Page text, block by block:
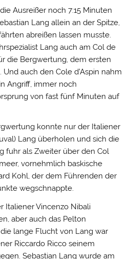
Ausreißer noch 7:15 Minuten
Lang allein an der Spitze,
abreißen lassen musste.
Lang auch am Col de
die Bergwertung, dem ersten
auch den Cole d’Aspin nahm
Angriff, immer noch
von fast fünf Minuten auf
konnte nur der Italiener
Lang überholen und sich die
fuhr als Zweiter über den Col
vornehmlich baskische
Kohl, der dem Führenden der
wegschnappte.
Italiener Vincenzo Nibali
aber auch das Pelton
lange Flucht von Lang war
Riccardo Ricco seinem
Sebastian Lang wurde am